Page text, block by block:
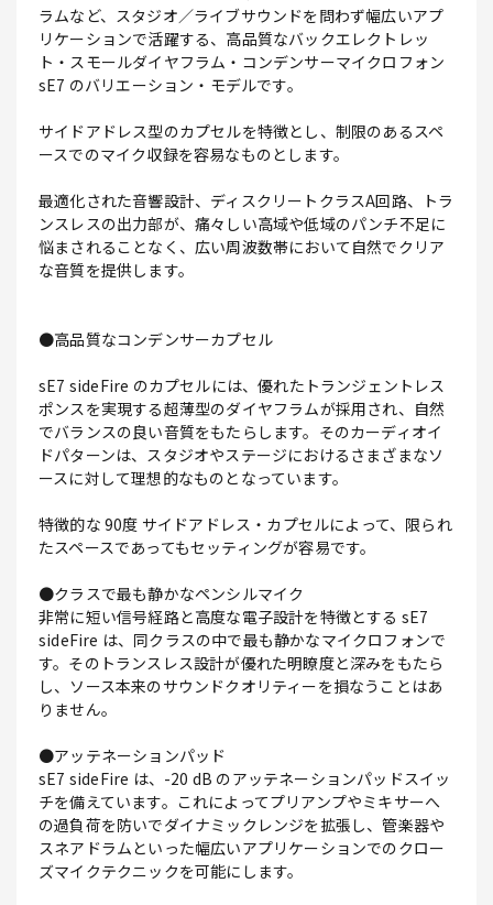
ラムなど、スタジオ／ライブサウンドを問わず幅広いアプ
リケーションで活躍する、高品質なバックエレクトレッ
ト・スモールダイヤフラム・コンデンサーマイクロフォン
sE7 のバリエーション・モデルです。
サイドアドレス型のカプセルを特徴とし、制限のあるスペ
ースでのマイク収録を容易なものとします。
最適化された音響設計、ディスクリートクラスA回路、トラ
ンスレスの出力部が、痛々しい高域や低域のパンチ不足に
悩まされることなく、広い周波数帯において自然でクリア
な音質を提供します。
●高品質なコンデンサーカプセル
sE7 sideFire のカプセルには、優れたトランジェントレス
ポンスを実現する超薄型のダイヤフラムが採用され、自然
でバランスの良い音質をもたらします。そのカーディオイ
ドパターンは、スタジオやステージにおけるさまざまなソ
ースに対して理想的なものとなっています。
特徴的な 90度 サイドアドレス・カプセルによって、限られ
たスペースであってもセッティングが容易です。
●クラスで最も静かなペンシルマイク
非常に短い信号経路と高度な電子設計を特徴とする sE7
sideFire は、同クラスの中で最も静かなマイクロフォンで
す。そのトランスレス設計が優れた明瞭度と深みをもたら
し、ソース本来のサウンドクオリティーを損なうことはあ
りません。
●アッテネーションパッド
sE7 sideFire は、-20 dB のアッテネーションパッドスイッ
チを備えています。これによってプリアンプやミキサーへ
の過負荷を防いでダイナミックレンジを拡張し、管楽器や
スネアドラムといった幅広いアプリケーションでのクロー
ズマイクテクニックを可能にします。